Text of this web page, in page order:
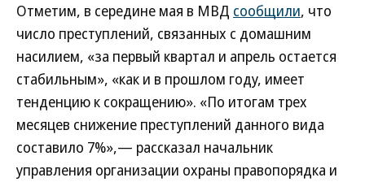
Отметим, в середине мая в МВД сообщили, что
число преступлений, связанных с домашним
насилием, «за первый квартал и апрель остается
стабильным», «как и в прошлом году, имеет
тенденцию к сокращению». «По итогам трех
месяцев снижение преступлений данного вида
составило 7%»,— рассказал начальник
управления организации охраны правопорядка и